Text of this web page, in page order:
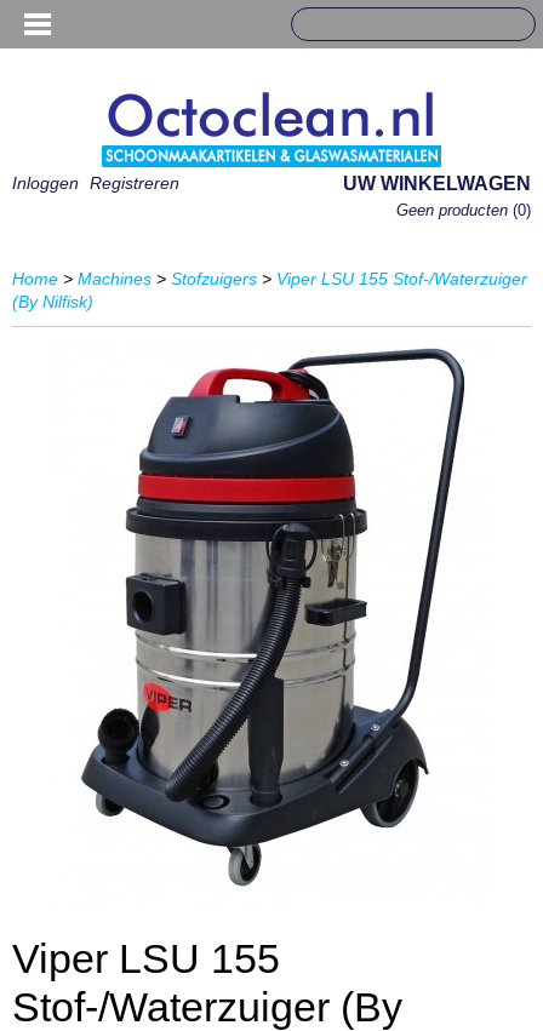
Inloggen Registreren UW WINKELWAGEN
Geen producten (0)
Home > Machines > Stofzuigers > Viper LSU 155 Stof-/Waterzuiger
(By Nilfisk)
Viper LSU 155
Stof-/Waterzuiger (By